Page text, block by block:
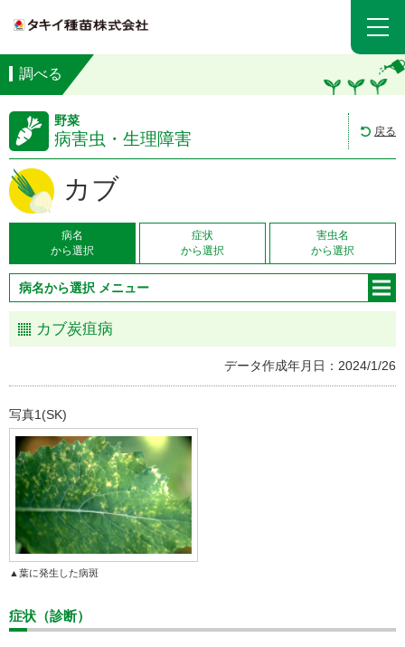
調べる
野菜
病害虫・生理障害 戻る
カブ
病名
から選択
症状
から選択
害虫名
から選択
病名から選択 メニュー
カブ炭疽病
データ作成年月日：2024/1/26
写真1(SK)
▲葉に発生した病斑
症状（診断）